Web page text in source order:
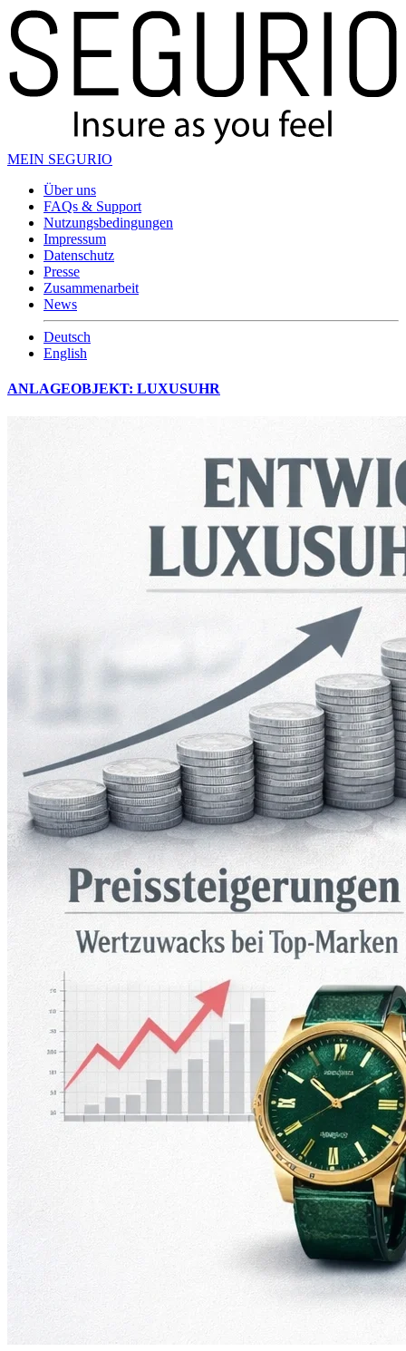
MEIN SEGURIO
Über uns
FAQs & Support
Nutzungsbedingungen
Impressum
Datenschutz
Presse
Zusammenarbeit
News
Deutsch
English
ANLAGEOBJEKT: LUXUSUHR